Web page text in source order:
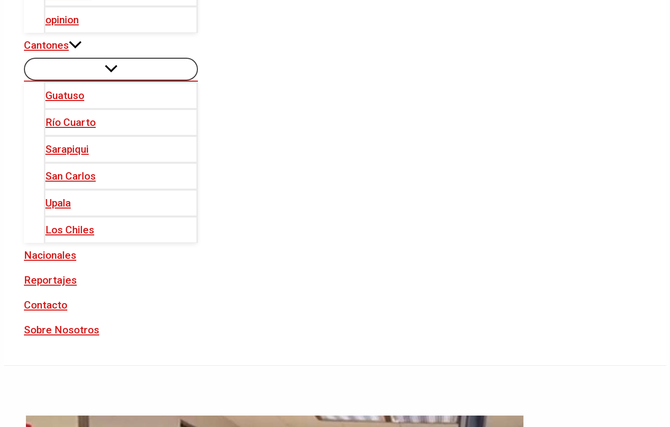
opinion
Cantones
Guatuso
Río Cuarto
Sarapiqui
San Carlos
Upala
Los Chiles
Nacionales
Reportajes
Contacto
Sobre Nosotros